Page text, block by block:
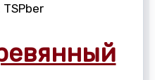
TSPber